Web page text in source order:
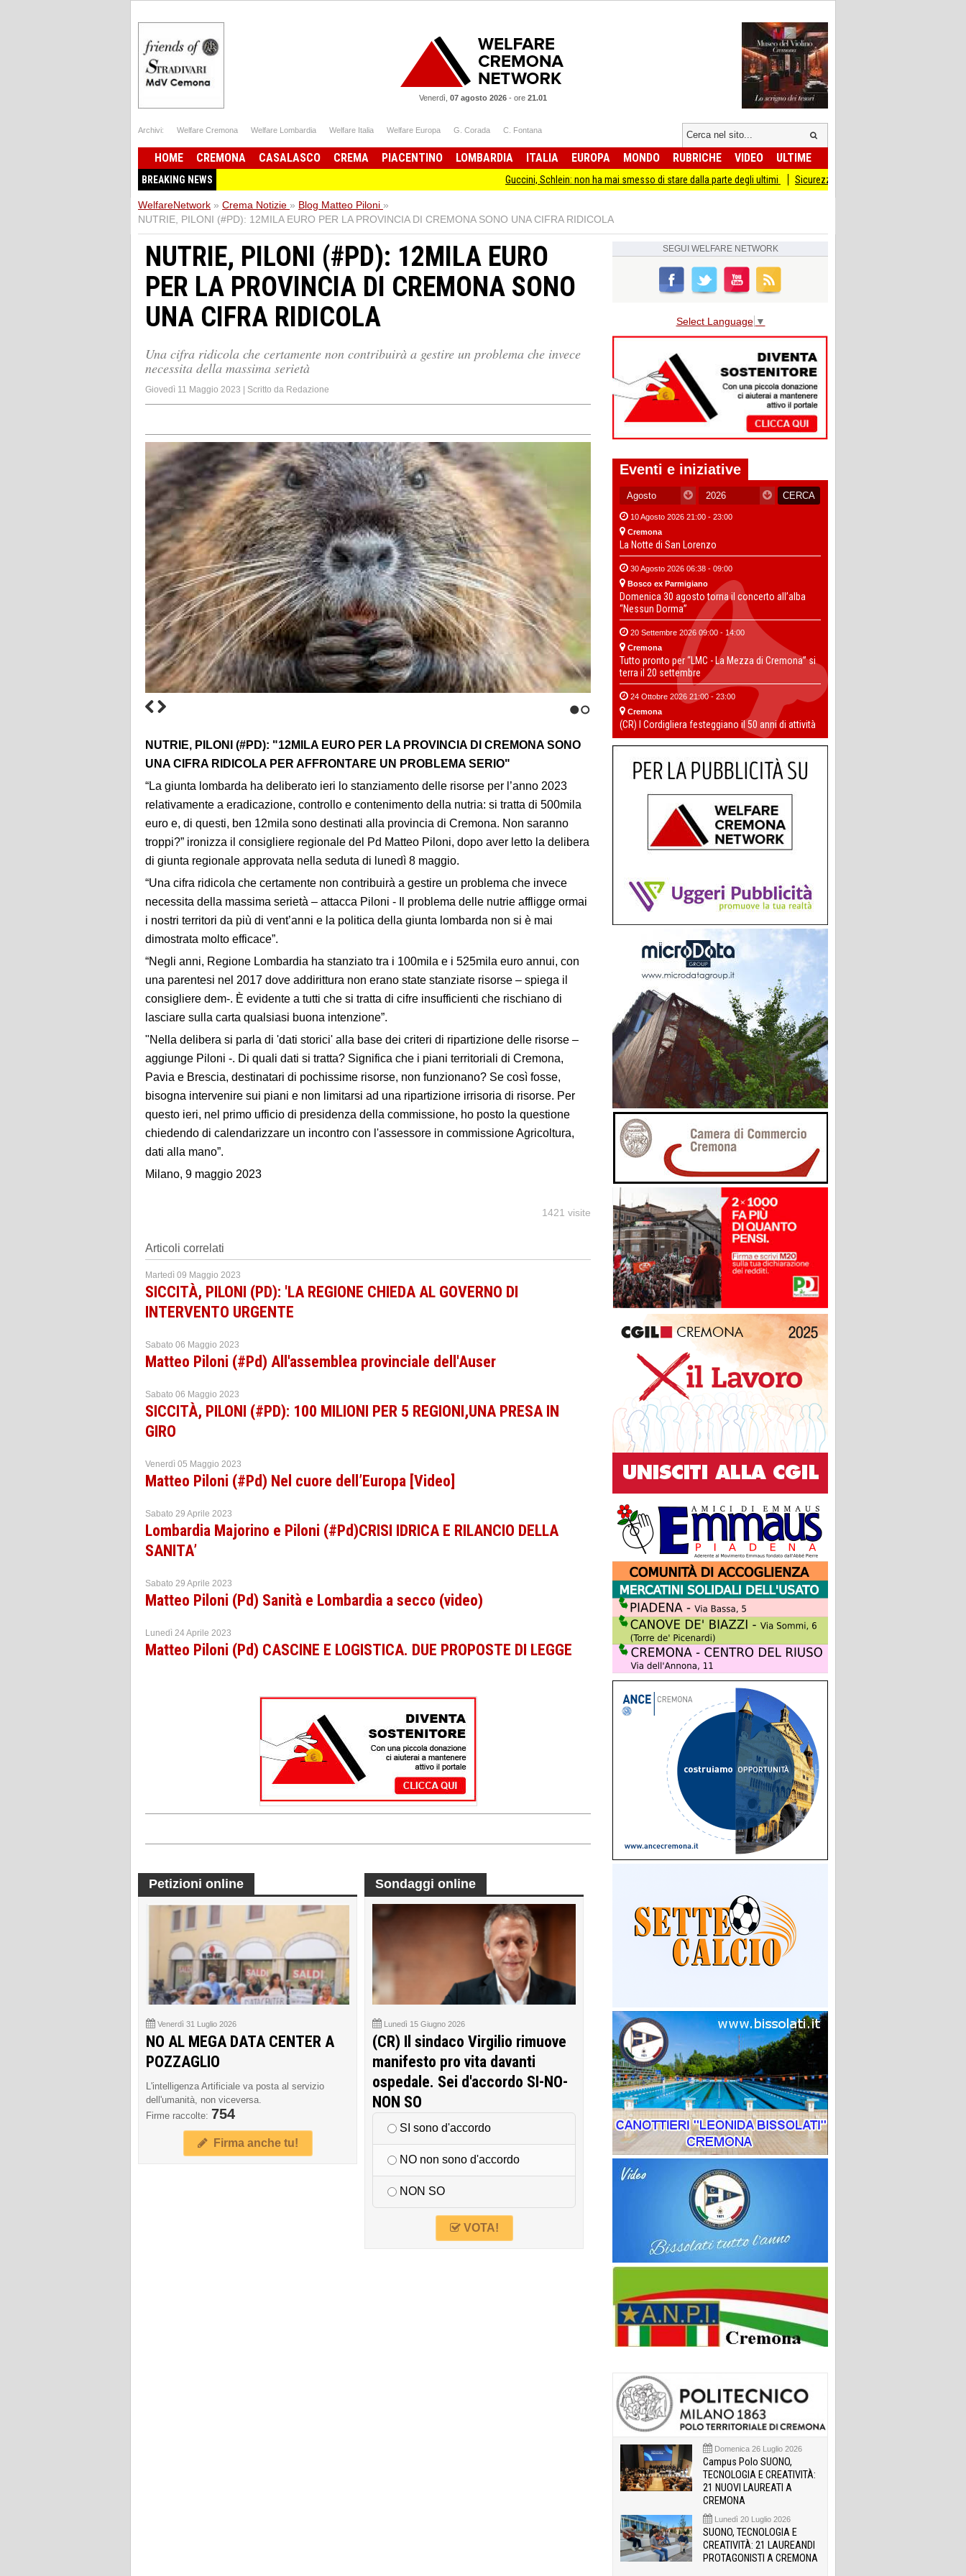
Venerdì, 07 agosto 2026 - ore 21.01
Archivi: Welfare Cremona Welfare Lombardia Welfare Italia Welfare Europa G. Corada C. Fontana
HOME CREMONA CASALASCO CREMA PIACENTINO LOMBARDIA ITALIA EUROPA MONDO RUBRICHE VIDEO ULTIME
BREAKING NEWS Guccini, Schlein: non ha mai smesso di stare dalla parte degli ultimi Sicurezza I Giovani Democratici ribattono ai Giovani
WelfareNetwork » Crema Notizie » Blog Matteo Piloni »
NUTRIE, PILONI (#PD): 12MILA EURO PER LA PROVINCIA DI CREMONA SONO UNA CIFRA RIDICOLA
NUTRIE, PILONI (#PD): 12MILA EURO
PER LA PROVINCIA DI CREMONA SONO
UNA CIFRA RIDICOLA
Una cifra ridicola che certamente non contribuirà a gestire un problema che invece
necessita della massima serietà
Giovedì 11 Maggio 2023 | Scritto da Redazione
NUTRIE, PILONI (#PD): "12MILA EURO PER LA PROVINCIA DI CREMONA SONO
UNA CIFRA RIDICOLA PER AFFRONTARE UN PROBLEMA SERIO"
“La giunta lombarda ha deliberato ieri lo stanziamento delle risorse per l’anno 2023
relativamente a eradicazione, controllo e contenimento della nutria: si tratta di 500mila
euro e, di questi, ben 12mila sono destinati alla provincia di Cremona. Non saranno
troppi?” ironizza il consigliere regionale del Pd Matteo Piloni, dopo aver letto la delibera
di giunta regionale approvata nella seduta di lunedì 8 maggio.
“Una cifra ridicola che certamente non contribuirà a gestire un problema che invece
necessita della massima serietà – attacca Piloni - Il problema delle nutrie affligge ormai
i nostri territori da più di vent’anni e la politica della giunta lombarda non si è mai
dimostrata molto efficace”.
“Negli anni, Regione Lombardia ha stanziato tra i 100mila e i 525mila euro annui, con
una parentesi nel 2017 dove addirittura non erano state stanziate risorse – spiega il
consigliere dem-. È evidente a tutti che si tratta di cifre insufficienti che rischiano di
lasciare sulla carta qualsiasi buona intenzione”.
"Nella delibera si parla di 'dati storici' alla base dei criteri di ripartizione delle risorse –
aggiunge Piloni -. Di quali dati si tratta? Significa che i piani territoriali di Cremona,
Pavia e Brescia, destinatari di pochissime risorse, non funzionano? Se così fosse,
bisogna intervenire sui piani e non limitarsi ad una ripartizione irrisoria di risorse. Per
questo ieri, nel primo ufficio di presidenza della commissione, ho posto la questione
chiedendo di calendarizzare un incontro con l'assessore in commissione Agricoltura,
dati alla mano”.
Milano, 9 maggio 2023
1421 visite
Articoli correlati
Martedì 09 Maggio 2023
SICCITÀ, PILONI (PD): 'LA REGIONE CHIEDA AL GOVERNO DI
INTERVENTO URGENTE
Sabato 06 Maggio 2023
Matteo Piloni (#Pd) All'assemblea provinciale dell'Auser
Sabato 06 Maggio 2023
SICCITÀ, PILONI (#PD): 100 MILIONI PER 5 REGIONI,UNA PRESA IN
GIRO
Venerdì 05 Maggio 2023
Matteo Piloni (#Pd) Nel cuore dell’Europa [Video]
Sabato 29 Aprile 2023
Lombardia Majorino e Piloni (#Pd)CRISI IDRICA E RILANCIO DELLA
SANITA’
Sabato 29 Aprile 2023
Matteo Piloni (Pd) Sanità e Lombardia a secco (video)
Lunedì 24 Aprile 2023
Matteo Piloni (Pd) CASCINE E LOGISTICA. DUE PROPOSTE DI LEGGE
Petizioni online
Venerdì 31 Luglio 2026
NO AL MEGA DATA CENTER A
POZZAGLIO
L'intelligenza Artificiale va posta al servizio
dell'umanità, non viceversa.
Firme raccolte: 754
Firma anche tu!
Sondaggi online
Lunedì 15 Giugno 2026
(CR) Il sindaco Virgilio rimuove
manifesto pro vita davanti
ospedale. Sei d'accordo SI-NO-
NON SO
SI sono d'accordo
NO non sono d'accordo
NON SO
VOTA!
SEGUI WELFARE NETWORK
Select Language ▼
Eventi e iniziative
10 Agosto 2026 21:00 - 23:00
Cremona
La Notte di San Lorenzo
30 Agosto 2026 06:38 - 09:00
Bosco ex Parmigiano
Domenica 30 agosto torna il concerto all’alba
“Nessun Dorma”
20 Settembre 2026 09:00 - 14:00
Cremona
Tutto pronto per “LMC - La Mezza di Cremona” si
terra il 20 settembre
24 Ottobre 2026 21:00 - 23:00
Cremona
(CR) I Cordigliera festeggiano il 50 anni di attività
Domenica 26 Luglio 2026
Campus Polo SUONO,
TECNOLOGIA E CREATIVITÀ:
21 NUOVI LAUREATI A
CREMONA
Lunedì 20 Luglio 2026
SUONO, TECNOLOGIA E
CREATIVITÀ: 21 LAUREANDI
PROTAGONISTI A CREMONA